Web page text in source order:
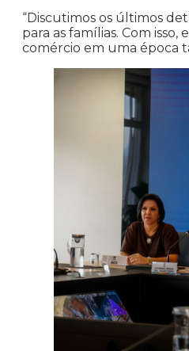
“Discutimos os últimos
para as famílias. Com
comércio em uma época